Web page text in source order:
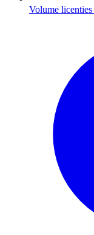
Volume licenties